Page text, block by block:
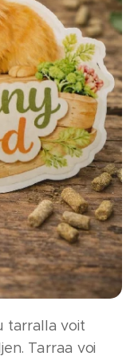
tarralla voit
Tarraa voi